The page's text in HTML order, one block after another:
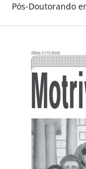
Pós-Doutorando